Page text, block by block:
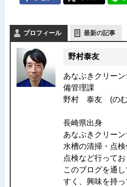
プロフィール 最新の記事
野村泰友
あなぶきクリー
備管理課
野村 泰友 (の
長崎県出身
あなぶきクリー
水槽の清掃・点
点検など行ってお
このブログを通
すく、興味を持